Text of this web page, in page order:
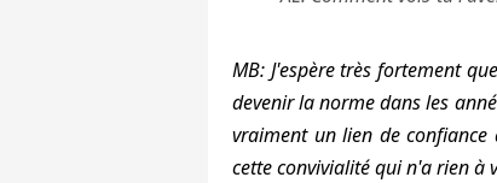
MB: J'espère très fortement
devenir la norme dans les
vraiment un lien de confiance
cette convivialité qui n'a rien à